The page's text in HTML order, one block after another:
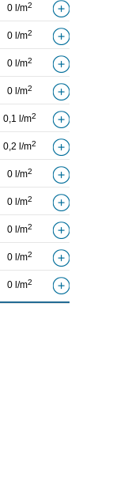
0 l/m2
0 l/m2
0 l/m2
0 l/m2
0,1 l/m2
0,2 l/m2
0 l/m2
0 l/m2
0 l/m2
0 l/m2
0 l/m2